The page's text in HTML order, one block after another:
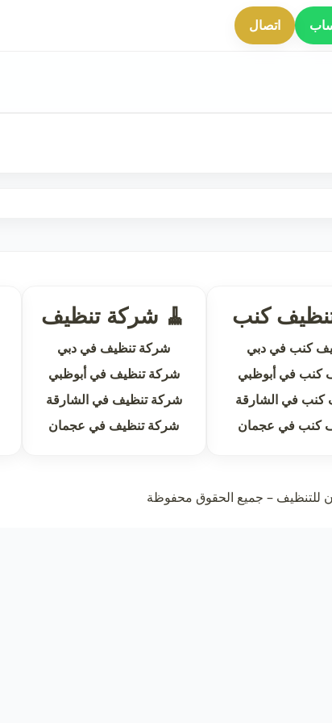
اتصال
كنب
كنب في دبي
كنب في أبوظبي
كنب في الشارقة
كنب في عجمان
🧹 شركة تنظيف
شركة تنظيف في دبي
شركة تنظيف في أبوظبي
شركة تنظيف في الشارقة
شركة تنظيف في عجمان